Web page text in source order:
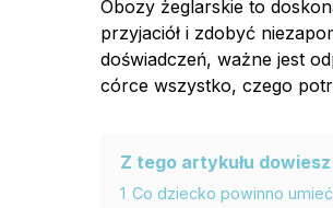
Obozy żeglarskie to
przyjaciół i zdobyć
doświadczeń, ważne jest
córce wszystko, czego
Z tego artykułu
1 Co dziecko powinno